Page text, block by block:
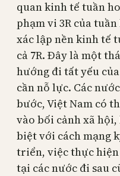
quan kinh tế tuần
phạm vi 3R của
xác lập nền kinh tế
cả 7R. Đây là một
hướng đi tất yếu
cần nỗ lực. Các
bước, Việt Nam có
vào bối cảnh xã
biệt với cách mạng
triển, việc thực
tại các nước đi sau